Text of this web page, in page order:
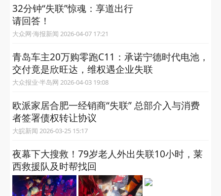
32分钟“失联”惊魂：享道出行
请回答！
大众网·海报新闻 2026-04-07 17:21
青岛车主20万购零跑C11：承诺宁德时代电池，
交付竟是欣旺达，维权遇企业失联
大众报业·半岛网 2026-04-03 19:08
欧派家居合肥一经销商“失联” 总部介入与消费
者签署债权转让协议
大皖新闻 2026-03-25 15:17
夜幕下大搜救！79岁老人外出失联10小时，莱
西救援队及时帮找回